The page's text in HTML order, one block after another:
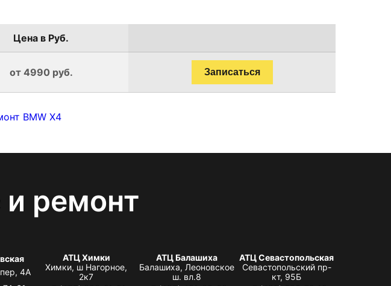
Цена в Руб.
от 4990 руб. Записаться
BMW X4
ремонт
4А
АТЦ Химки
Химки, ш Нагорное,
2к7
АТЦ Балашиха
Балашиха, Леоновское
ш. вл.8
АТЦ Севастопольская
Севастопольский пр-
кт, 95Б